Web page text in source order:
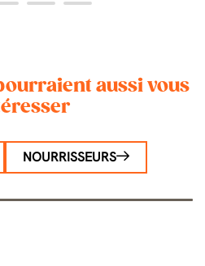
2 3 4
aussi vous
NOURRISSEURS